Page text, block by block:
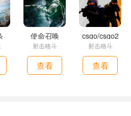
使命召唤
射击格斗
查看
csgo/csgo2
射击格斗
查看